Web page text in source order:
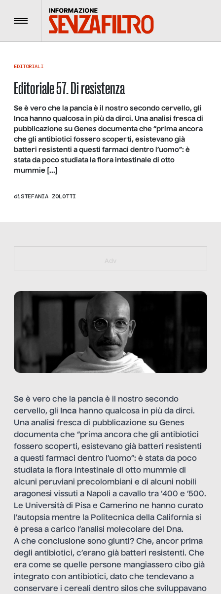
Menu
EDITORIALI
Editoriale 57. Di resistenza
Se è vero che la pancia è il nostro secondo cervello, gli
Inca hanno qualcosa in più da dirci. Una analisi fresca di
pubblicazione su Genes documenta che “prima ancora
che gli antibiotici fossero scoperti, esistevano già
batteri resistenti a questi farmaci dentro l’uomo”: è
stata da poco studiata la flora intestinale di otto
mummie […]
diSTEFANIA ZOLOTTI
https://bit.ly/muster_aggiornamento
Adv
Se è vero che la pancia è il nostro secondo
cervello, gli
Inca hanno qualcosa in più da dirci.
Una analisi fresca di pubblicazione su Genes
documenta che “prima ancora che gli antibiotici
fossero scoperti, esistevano già batteri resistenti
a questi farmaci dentro l’uomo”: è stata da poco
studiata la flora intestinale di otto mummie di
alcuni peruviani precolombiani e di alcuni nobili
aragonesi vissuti a Napoli a cavallo tra ‘400 e ‘500.
Le Università di Pisa e Camerino ne hanno curato
l’autopsia mentre la Politecnica della California si
è presa a carico l’analisi molecolare del Dna.
A che conclusione sono giunti? Che, ancor prima
degli antibiotici, c’erano già batteri resistenti. Che
era come se quelle persone mangiassero cibo già
integrato con antibiotici, dato che tendevano a
conservare i cereali dentro silos che sviluppavano